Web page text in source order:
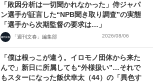
「敗因分析は一切聞かれなかった」侍ジャパ
ン選手が証言した“NPB聞き取り調査”の実態
「選手から次期監督の要求は…」
「週刊文春」編集部 2026/08/06
「僕は根っこが違う。イロモノ団体から来た
んで」新日に所属しても“外様扱い”…それで
もスターになった飯伏幸太（44）の「異色す